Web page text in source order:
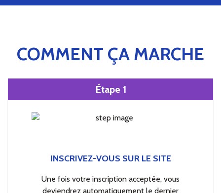
COMMENT ÇA MARCHE
Étape 1
INSCRIVEZ-VOUS SUR LE SITE
Une fois votre inscription acceptée, vous
deviendrez automatiquement le dernier